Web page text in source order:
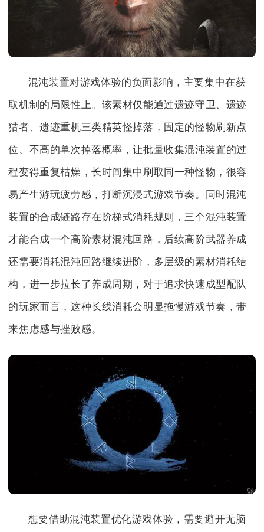
混沌装置对游戏体验的负面影响，主要集中在获
取机制的局限性上。该素材仅能通过遗迹守卫、遗迹
猎者、遗迹重机三类精英怪掉落，固定的怪物刷新点
位、不高的单次掉落概率，让批量收集混沌装置的过
程变得重复枯燥，长时间集中刷取同一种怪物，很容
易产生游玩疲劳感，打断沉浸式游戏节奏。同时混沌
装置的合成链路存在阶梯式消耗规则，三个混沌装置
才能合成一个高阶素材混沌回路，后续高阶武器养成
还需要消耗混沌回路继续进阶，多层级的素材消耗结
构，进一步拉长了养成周期，对于追求快速成型配队
的玩家而言，这种长线消耗会明显拖慢游戏节奏，带
来焦虑感与挫败感。
想要借助混沌装置优化游戏体验，需要避开无脑